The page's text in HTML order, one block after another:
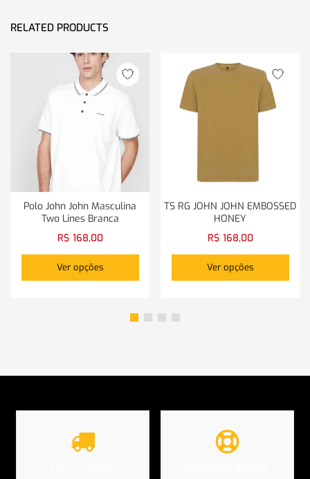
RELATED PRODUCTS
Polo John John Masculina
Two Lines Branca
R$ 168,00
Ver opções
TS RG JOHN JOHN EMBOSSED
HONEY
R$ 168,00
Ver opções